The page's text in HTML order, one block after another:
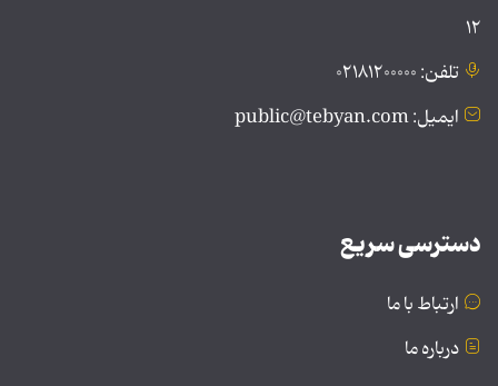
۱۲
تلفن: ۰۲۱۸۱۲۰۰۰۰۰
ایمیل: public@tebyan.com
دسترسی سریع
ارتباط با ما
درباره ما